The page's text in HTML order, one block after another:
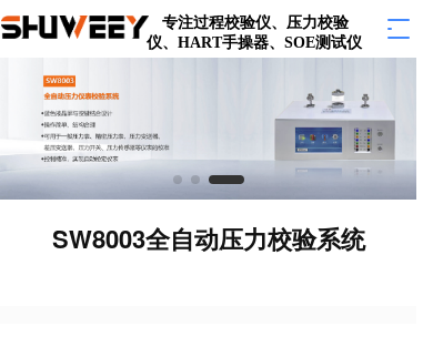
T
l
n
a
v
专注过程校验仪、压力校验
SW8003全自动压力校验系统